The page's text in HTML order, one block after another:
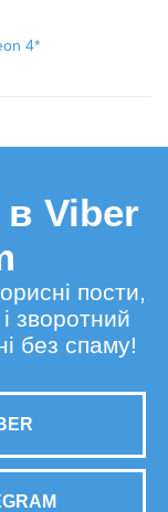
4*
в Viber
пости,
зворотний
без спаму!